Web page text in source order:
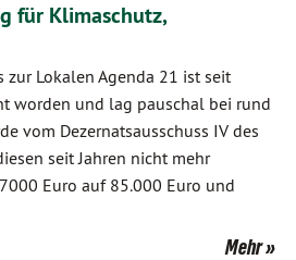
für Klimaschutz,
zur Lokalen Agenda 21 ist seit
worden und lag pauschal bei rund
vom Dezernatsausschuss IV des
seit Jahren nicht mehr
Euro auf 85.000 Euro und
Mehr